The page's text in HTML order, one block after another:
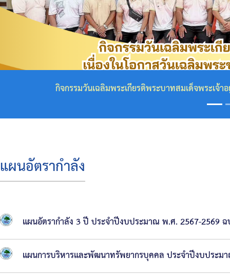
ข้อมูล
โครงสร้าง
ผู้
สภา
ส่วน
ราชการ
สำนัก
ปลัด
สถิตในใจไทยนิรันดร์ น้อมสำนึกในพระกรุณา
แผนอัตรากำลัง
แผนอัตรากำลัง 3 ปี ประจำปีงบประมาณ พ.ศ. 2567-2569
แผนการบริหารและพัฒนาทรัพยากรบุคคล ประจำปีงบประม